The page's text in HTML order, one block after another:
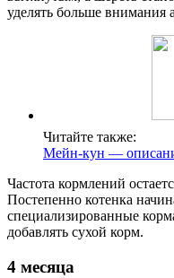
уделять больше
Читайте также:
Мейн-кун —
Частота кормлений
Постепенно котенка
специализированные
добавлять сухой корм.
4 месяца